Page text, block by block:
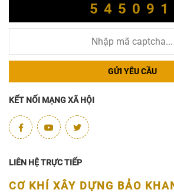
545091
GỬI YÊU CẦU
KẾT NỐI MẠNG XÃ HỘI
LIÊN HỆ TRỰC TIẾP
CƠ KHÍ XÂY DỰNG BẢO